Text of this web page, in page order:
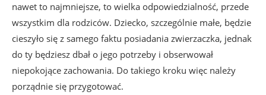
nawet to najmniejsze, to wielka odpowiedzialność, przede
wszystkim dla rodziców. Dziecko, szczególnie małe, będzie
cieszyło się z samego faktu posiadania zwierzaczka, jednak
do ty będziesz dbał o jego potrzeby i obserwował
niepokojące zachowania. Do takiego kroku więc należy
porządnie się przygotować.